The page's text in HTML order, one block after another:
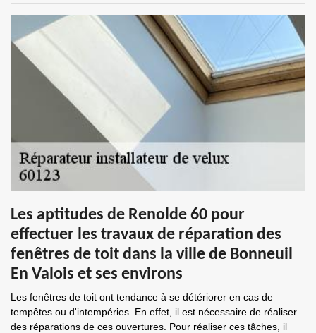
Les aptitudes de Renolde 60 pour
effectuer les travaux de réparation des
fenêtres de toit dans la ville de Bonneuil
En Valois et ses environs
Les fenêtres de toit ont tendance à se détériorer en cas de
tempêtes ou d'intempéries. En effet, il est nécessaire de réaliser
des réparations de ces ouvertures. Pour réaliser ces tâches, il